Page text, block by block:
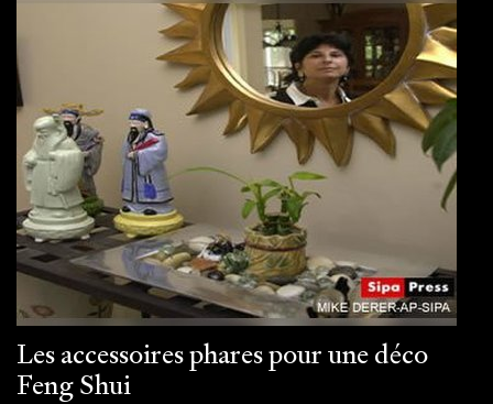
Les accessoires phares pour une déco
Feng Shui